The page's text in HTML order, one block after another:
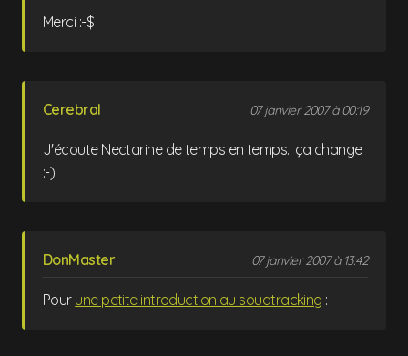
Merci :-$
Cerebral 07 janvier 2007 à 00:19
J'écoute Nectarine de temps en temps.. ça change
:-)
DonMaster 07 janvier 2007 à 13:42
Pour une petite introduction au soudtracking :